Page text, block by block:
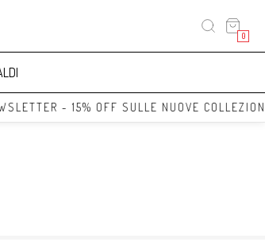
0
- 15% OFF SULLE NUOVE